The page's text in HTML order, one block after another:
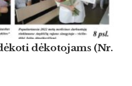
dėkotojams (Nr.